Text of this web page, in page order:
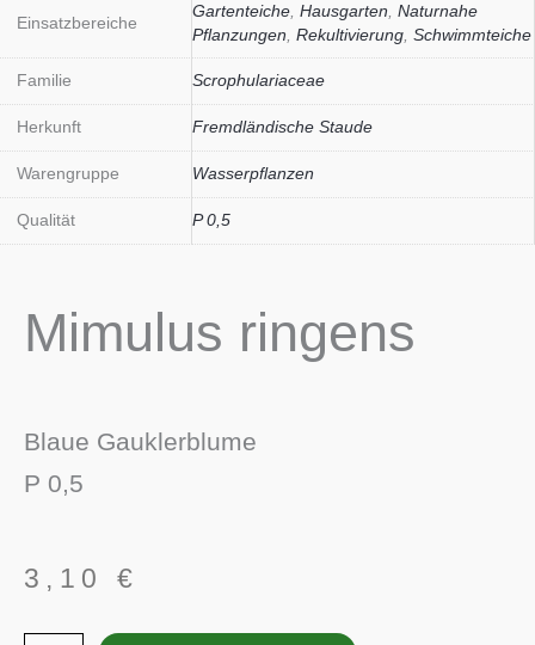
Einsatzbereiche
Gartenteiche Hausgarten Naturnahe
Pflanzungen Rekultivierung Schwimmteiche
Familie Scrophulariaceae
Herkunft Fremdländische Staude
Warengruppe Wasserpflanzen
Qualität P 0,5
Mimulus ringens
Blaue Gauklerblume
P 0,5
3,10 €